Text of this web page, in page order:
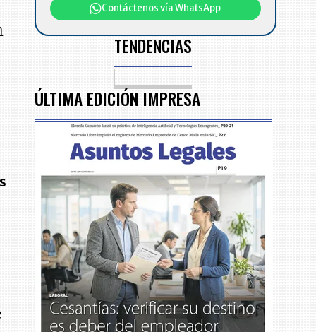
Contáctenos vía WhatsApp
TENDENCIAS
ÚLTIMA EDICIÓN IMPRESA